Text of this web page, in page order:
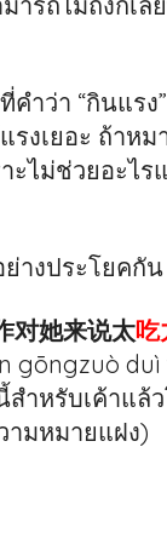
ำว่า “กินแรง
รงเยอะ ถ้าห
าะไม่ช่วยอะไ
างประโยคกัน
对她来说太吃
gōngzuò
ำหรับเค้าแล้
ามหมายแฝง)